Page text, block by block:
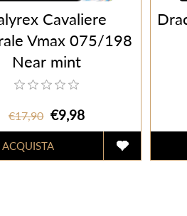
Cavaliere
Vmax 075/198
Near mint
€17,90 €9,98